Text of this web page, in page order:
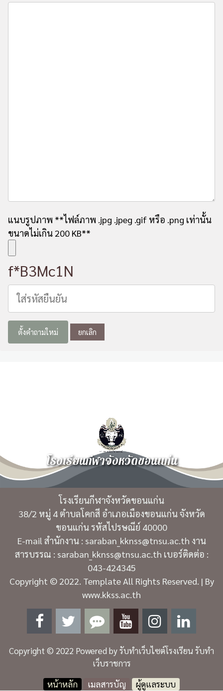
แนบรูปภาพ **ไฟล์ภาพ .jpg .jpeg .gif หรือ .png เท่านั้น
ขนาดไม่เกิน 200 KB**
f*B3Mc1N
โรงเรียนกีฬาจังหวัดขอนแก่น
โรงเรียนกีฬาจังหวัดขอนแก่น
38/2 หมู่ 4 ตำบลโคกสี อำเภอเมืองขอนแก่น จังหวัด
ขอนแก่น รหัสไปรษณีย์ 40000
E-mail สำนักงาน : saraban_kknss@tnsu.ac.th งาน
สารบรรณ : saraban_kknss@tnsu.ac.th เบอร์ติดต่อ :
043-424345
Copyright © 2022. Template All Rights Reserved. | By
www.kkss.ac.th
Copyright © 2022 Powered byรับทำเว็บไซต์โรงเรียน รับทำ
เว็บราชการ
หน้าหลัก
เมลสารบัญ ผู้ดูแลระบบ